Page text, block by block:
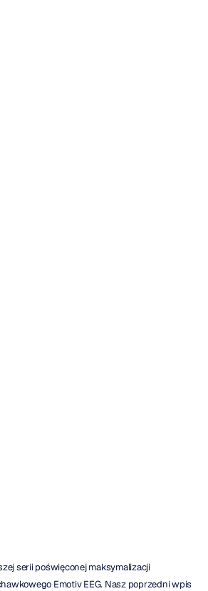
serii poświęconej maksymalizacji
Emotiv EEG. Nasz poprzedni wpis